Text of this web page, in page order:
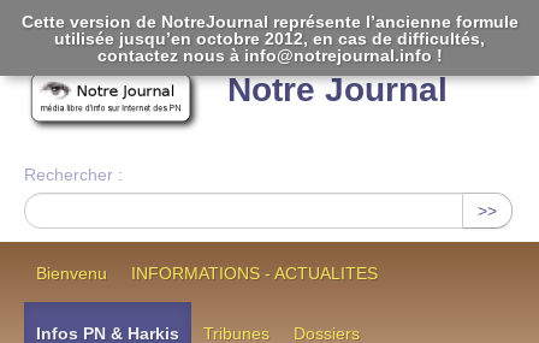
Notre Journal
Rechercher :
>>
Bienvenu INFORMATIONS - ACTUALITES
Infos PN & Harkis Tribunes Dossiers
Cette version de NotreJournal représente l’ancienne formule
utilisée jusqu’en octobre 2012, en cas de difficultés,
contactez nous à info@notrejournal.info !